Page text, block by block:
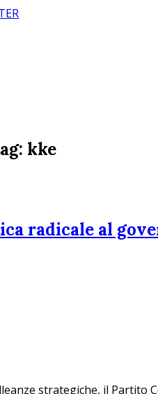
kke
radicale al
strategiche, il Partito